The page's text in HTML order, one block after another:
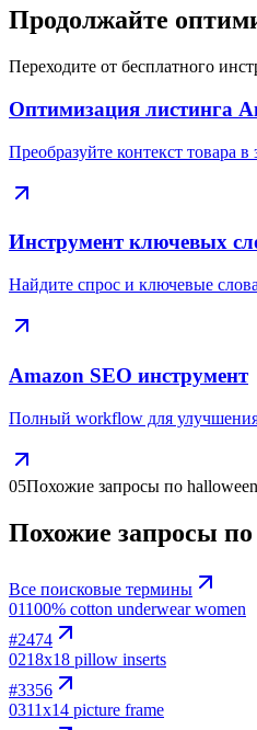
Продолжайте
Переходите от бесплатного
Оптимизация листинга
Преобразуйте контекст товара
Инструмент ключевых
Найдите спрос и ключевые
Amazon SEO инструмент
Полный workflow для
05Похожие запросы по
Похожие запросы
Все поисковые термины
01100% cotton underwear women
#2474
0218x18 pillow inserts
#3356
0311x14 picture frame